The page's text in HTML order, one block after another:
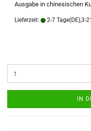
Ausgabe in chinesischen
Lieferzeit: 2-7 Tage(DE),3-
IN